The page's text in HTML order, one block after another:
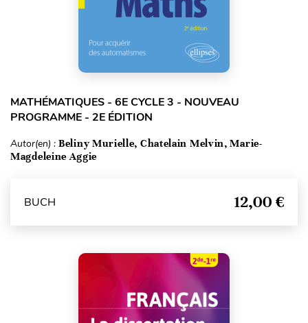
MATHÉMATIQUES - 6E CYCLE 3 - NOUVEAU
PROGRAMME - 2E ÉDITION
Autor(en) : Beliny Murielle, Chatelain Melvin, Marie-
Magdeleine Aggie
BUCH 12,00 €